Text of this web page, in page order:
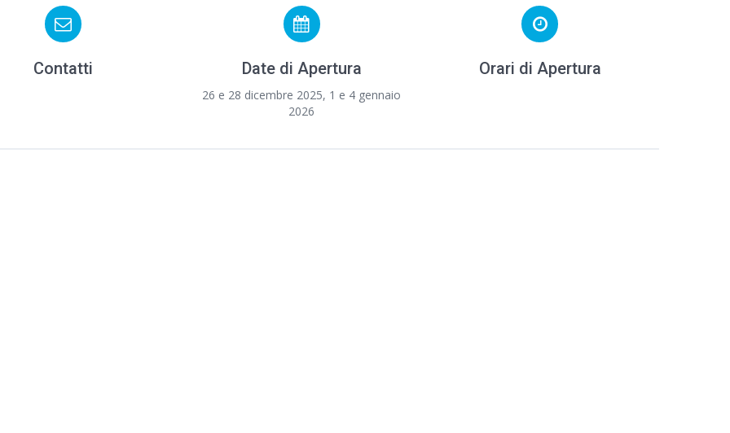
Contatti Date di Apertura
26 e 28 dicembre 2025, 1 e 4 gennaio
2026
Orari di Apertura